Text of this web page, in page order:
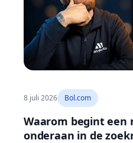
8 juli 2026 Bol.com
Waarom begint een
onderaan in de